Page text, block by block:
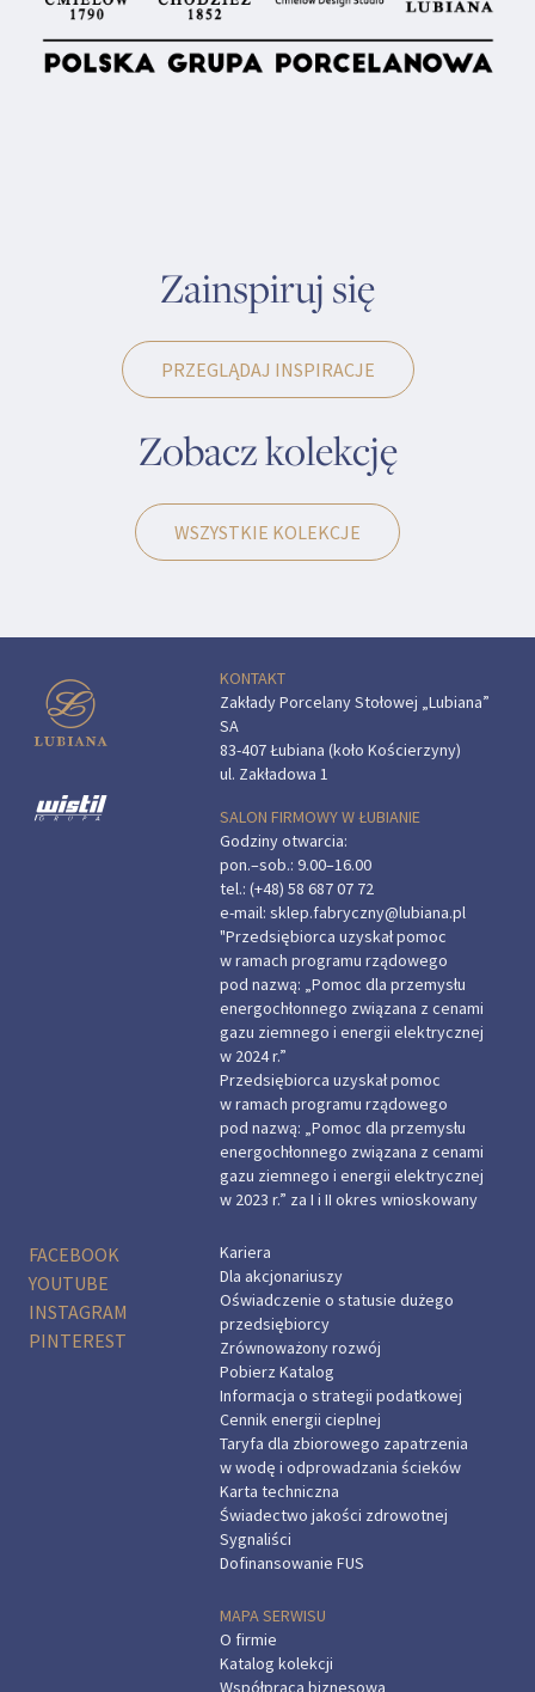
Zainspiruj się
PRZEGLĄDAJ INSPIRACJE
Zobacz kolekcję
WSZYSTKIE KOLEKCJE
KONTAKT
Zakłady Porcelany Stołowej „Lubiana”
SA
83-407 Łubiana (koło Kościerzyny)
ul. Zakładowa 1
SALON FIRMOWY W ŁUBIANIE
Godziny otwarcia:
pon.–sob.: 9.00–16.00
tel.: (+48) 58 687 07 72
e-mail: sklep.fabryczny@lubiana.pl
"Przedsiębiorca uzyskał pomoc
w ramach programu rządowego
pod nazwą: „Pomoc dla przemysłu
energochłonnego związana z cenami
gazu ziemnego i energii elektrycznej
w 2024 r.”
Przedsiębiorca uzyskał pomoc
w ramach programu rządowego
pod nazwą: „Pomoc dla przemysłu
energochłonnego związana z cenami
gazu ziemnego i energii elektrycznej
w 2023 r.” za I i II okres wnioskowany
FACEBOOK
YOUTUBE
INSTAGRAM
PINTEREST
Kariera
Dla akcjonariuszy
Oświadczenie o statusie dużego
przedsiębiorcy
Zrównoważony rozwój
Pobierz Katalog
Informacja o strategii podatkowej
Cennik energii cieplnej
Taryfa dla zbiorowego zapatrzenia
w wodę i odprowadzania ścieków
Karta techniczna
Świadectwo jakości zdrowotnej
Sygnaliści
Dofinansowanie FUS
MAPA SERWISU
O firmie
Katalog kolekcji
Współpraca biznesowa